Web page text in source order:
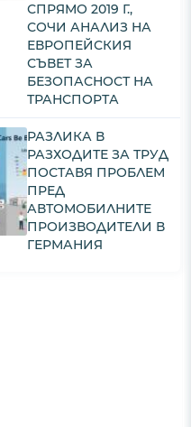
СПРЯМО 2019 Г.,
СОЧИ АНАЛИЗ НА
ЕВРОПЕЙСКИЯ
СЪВЕТ ЗА
БЕЗОПАСНОСТ НА
ТРАНСПОРТА
РАЗЛИКА В
РАЗХОДИТЕ ЗА ТРУД
ПОСТАВЯ ПРОБЛЕМ
ПРЕД
АВТОМОБИЛНИТЕ
ПРОИЗВОДИТЕЛИ В
ГЕРМАНИЯ